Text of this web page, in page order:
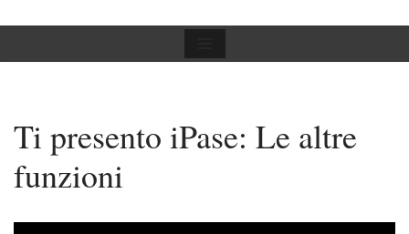
Ti presento iPase: Le altre
funzioni